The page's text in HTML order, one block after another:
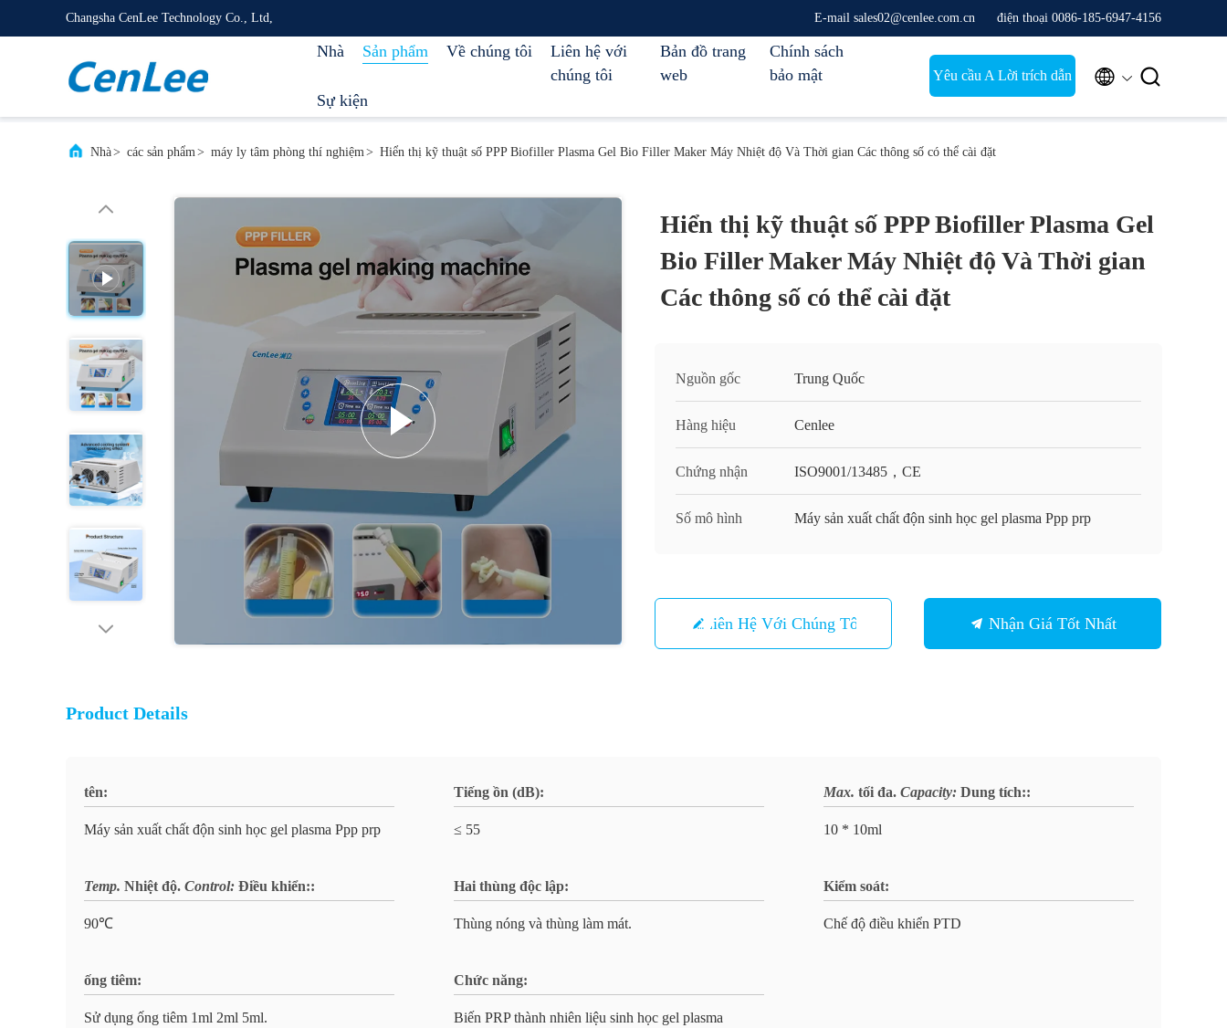
Changsha CenLee Technology Co., Ltd, E-mail sales02@cenlee.com.cn điện thoại 0086-185-6947-4156
Nhà Sản phẩm Về chúng tôi
Liên hệ với
chúng tôi
Bản đồ trang
web
Chính sách
bảo mật
Sự kiện
Yêu cầu A Lời trích dẫn  
Nhà> các sản phẩm> máy ly tâm phòng thí nghiệm> Hiển thị kỹ thuật số PPP Biofiller Plasma Gel Bio Filler Maker Máy Nhiệt độ Và Thời gian Các thông số có thể cài đặt
Hiển thị kỹ thuật số PPP Biofiller Plasma Gel
Bio Filler Maker Máy Nhiệt độ Và Thời gian
Các thông số có thể cài đặt
Nguồn gốc Trung Quốc
Hàng hiệu Cenlee
Chứng nhận ISO9001/13485，CE
Số mô hình Máy sản xuất chất độn sinh học gel plasma Ppp prp
Liên Hệ Với Chúng Tôi Nhận Giá Tốt Nhất
Product Details
tên:
Máy sản xuất chất độn sinh học gel plasma Ppp prp
Tiếng ồn (dB):
≤ 55
Max. tối đa. Capacity: Dung tích::
10 * 10ml
Temp. Nhiệt độ. Control: Điều khiển::
90℃
Hai thùng độc lập:
Thùng nóng và thùng làm mát.
Kiểm soát:
Chế độ điều khiển PTD
ống tiêm:
Sử dụng ống tiêm 1ml 2ml 5ml.
Chức năng:
Biến PRP thành nhiên liệu sinh học gel plasma